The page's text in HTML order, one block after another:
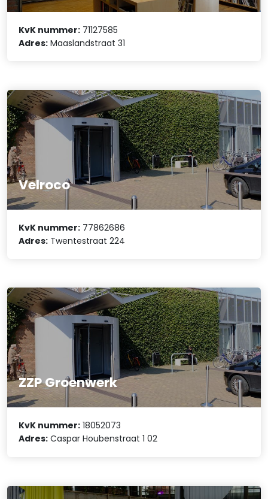
KvK nummer: 71127585
Adres: Maaslandstraat 31
Velroco
KvK nummer: 77862686
Adres: Twentestraat 224
ZZP Groenwerk
KvK nummer: 18052073
Adres: Caspar Houbenstraat 1 02